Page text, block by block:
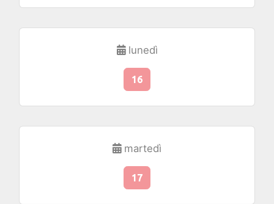
lunedì
16
martedì
17